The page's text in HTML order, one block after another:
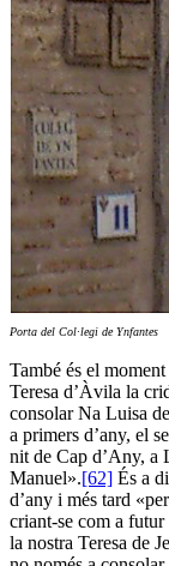
Porta del Col·legi de
També és el
Teresa d’Àvila la
consolar Na Luisa
a primers d’any, el
nit de Cap d’Any, a
Manuel».[62] És a
d’any i més tard
criant-se com a
la nostra Teresa de